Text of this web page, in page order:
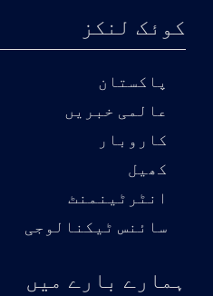
کوئک لنکز
پاکستان
عالمی خبریں
کاروبار
کھیل
انٹرٹینمنٹ
سائنس ٹیکنالوجی
ہمارے بارے میں